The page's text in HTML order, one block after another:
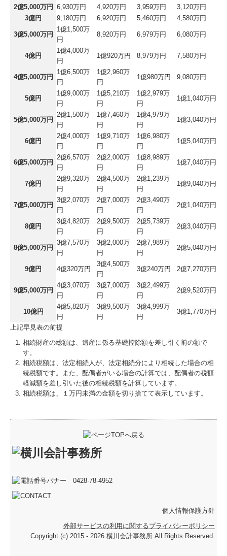
2億5,000万円 6,930万円 4,920万円 3,959万円
3,120万円
3億円
9,180万円 6,920万円 5,460万円 4,580万円
3億5,000万円
1億1,500万
円
8,920万円 6,979万円 6,080万円
4億円
1億4,000万
円
1億920万円 8,979万円 7,580万円
4億5,000万円
1億6,500万
円
1億2,960万
円
1億980万円 9,080万円
5億円
1億9,000万
円
1億5,210万
円
1億2,979万
円
1億1,040万円
5億5,000万円
2億1,500万
円
1億7,460万
円
1億4,979万
円
1億3,040万円
6億円
2億4,000万
円
1億9,710万
円
1億6,980万
円
1億5,040万円
6億5,000万円
2億6,570万
円
2億2,000万
円
1億8,989万
円
1億7,040万円
7億円
2億9,320万
円
2億4,500万
円
2億1,239万
円
1億9,040万円
7億5,000万円
3億2,070万
円
2億7,000万
円
2億3,490万
円
2億1,040万円
8億円
3億4,820万
円
2億9,500万
円
2億5,739万
円
2億3,040万円
8億5,000万円
3億7,570万
円
3億2,000万
円
2億7,989万
円
2億5,040万円
9億円 4億320万円
3億4,500万
円
3億240万円 2億7,270万円
9億5,000万円
4億3,070万
円
3億7,000万
円
3億2,499万
円
2億9,520万円
10億円
4億5,820万
円
3億9,500万
円
3億4,999万
円
3億1,770万円
上記早見表の前提
相続財産の総額は、遺産に係る基礎控除額を差し引く前の額で
す。
相続税額は、法定相続人が、法定相続分により相続した場合の相
続税額です。また、配偶者がいる場合の計算では、配偶者の税額
軽減額を差し引いた後の相続税額を計算しています。
相続税額は、１万円未満の金額を切り捨てて表示しています。
個人情報保護方針
外部サービスの利用に関するプライバシーポリシー
Copyright (c) 2015 - 2026 横川会計事務所 All Rights Reserved.